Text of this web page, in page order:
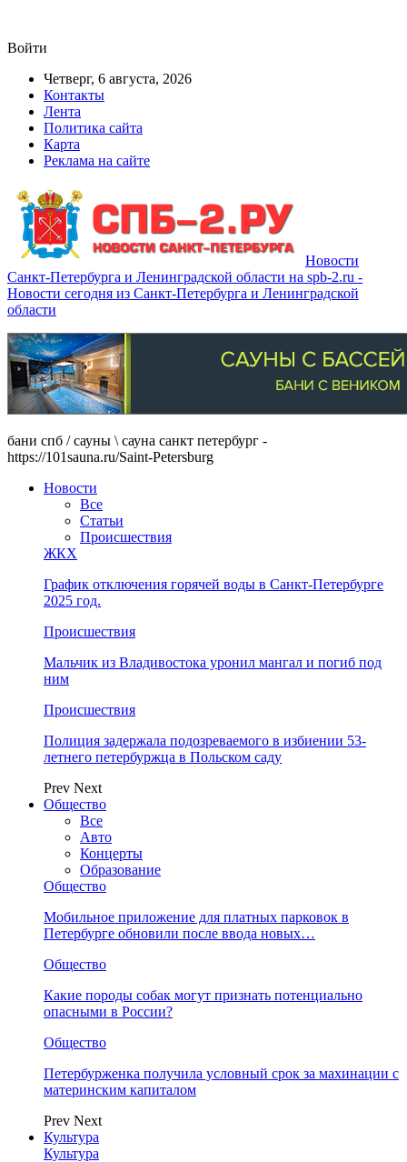
Войти
Четверг, 6 августа, 2026
Контакты
Лента
Политика сайта
Карта
Реклама на сайте
Новости
Санкт-Петербурга и Ленинградской области на spb-2.ru -
Новости сегодня из Санкт-Петербурга и Ленинградской
области
бани спб / сауны \ сауна санкт петербург -
https://101sauna.ru/Saint-Petersburg
Новости
Все
Статьи
Происшествия
ЖКХ
График отключения горячей воды в Санкт-Петербурге
2025 год.
Происшествия
Мальчик из Владивостока уронил мангал и погиб под
ним
Происшествия
Полиция задержала подозреваемого в избиении 53-
летнего петербуржца в Польском саду
Prev Next
Общество
Все
Авто
Концерты
Образование
Общество
Мобильное приложение для платных парковок в
Петербурге обновили после ввода новых…
Общество
Какие породы собак могут признать потенциально
опасными в России?
Общество
Петербурженка получила условный срок за махинации с
материнским капиталом
Prev Next
Культура
Культура